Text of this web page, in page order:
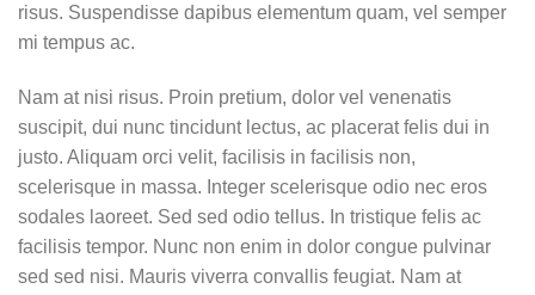
risus. Suspendisse dapibus elementum quam, vel semper
mi tempus ac.
Nam at nisi risus. Proin pretium, dolor vel venenatis
suscipit, dui nunc tincidunt lectus, ac placerat felis dui in
justo. Aliquam orci velit, facilisis in facilisis non,
scelerisque in massa. Integer scelerisque odio nec eros
sodales laoreet. Sed sed odio tellus. In tristique felis ac
facilisis tempor. Nunc non enim in dolor congue pulvinar
sed sed nisi. Mauris viverra convallis feugiat. Nam at